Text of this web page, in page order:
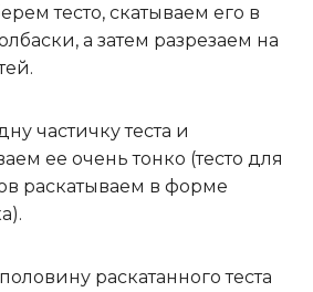
тесто, скатываем его в
а затем разрезаем на
частичку теста и
ее очень тонко (тесто для
раскатываем в форме
раскатанного теста